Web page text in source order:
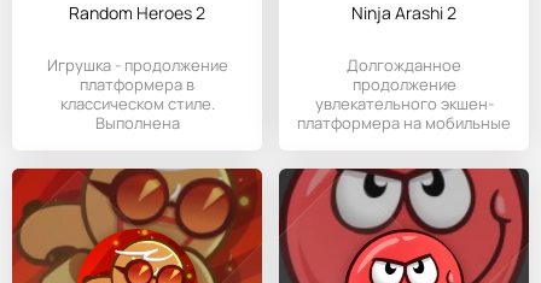
Random Heroes 2
Игрушка - продолжение
платформера в
классическом стиле.
Выполнена
Ninja Arashi 2
Долгожданное
продолжение
увлекательного экшен-
платформера на мобильные